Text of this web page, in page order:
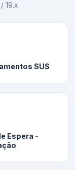
19.x
SUS
Espera -